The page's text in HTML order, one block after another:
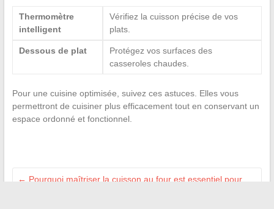
Thermomètre
intelligent
Vérifiez la cuisson précise de vos
plats.
Dessous de plat
Protégez vos surfaces des
casseroles chaudes.
Pour une cuisine optimisée, suivez ces astuces. Elles vous
permettront de cuisiner plus efficacement tout en conservant un
espace ordonné et fonctionnel.
← Pourquoi maîtriser la cuisson au four est essentiel pour